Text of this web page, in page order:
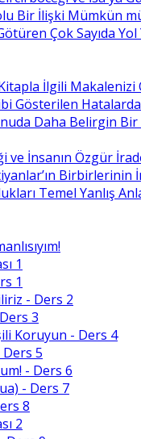
Bir İlişki Mümkün
Çok Sayıda
İlgili Makalenizi
Gösterilen
Daha Belirgin Bir
ve İnsanın Özgür
Birbirlerinin
Temel Yanlış
1
1
- Ders 2
3
Koruyun - Ders 4
5
- Ders 6
- Ders 7
8
2